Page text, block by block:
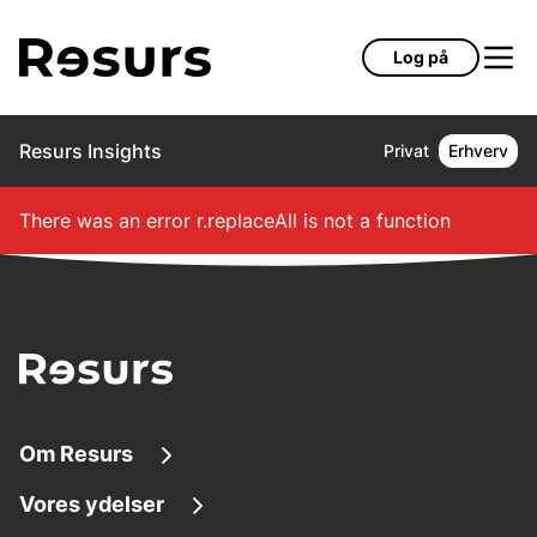
Log på
Resurs Insights Privat Erhverv
There was an error r.replaceAll is not a function
Om Resurs
Om os
Vores ydelser